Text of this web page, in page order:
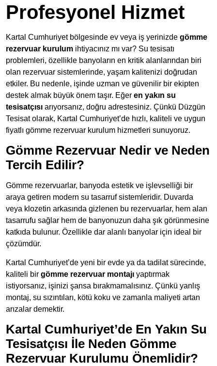
Profesyonel Hizmet
Kartal Cumhuriyet bölgesinde ev veya iş yerinizde gömme
rezervuar kurulum ihtiyacınız mı var? Su tesisatı
problemleri, özellikle banyoların en kritik alanlarından biri
olan rezervuar sistemlerinde, yaşam kalitenizi doğrudan
etkiler. Bu nedenle, işinde uzman ve güvenilir bir ekipten
destek almak büyük önem taşır. Eğer en yakın su
tesisatçısı arıyorsanız, doğru adrestesiniz. Çünkü Düzgün
Tesisat olarak, Kartal Cumhuriyet’de hızlı, kaliteli ve uygun
fiyatlı gömme rezervuar kurulum hizmetleri sunuyoruz.
Gömme Rezervuar Nedir ve Neden
Tercih Edilir?
Gömme rezervuarlar, banyoda estetik ve işlevselliği bir
araya getiren modern su tasarruf sistemleridir. Duvarda
veya klozetin arkasında gizlenen bu rezervuarlar, hem alan
tasarrufu sağlar hem de banyonuzun daha şık görünmesine
katkıda bulunur. Özellikle dar alanlı banyolar için ideal bir
çözümdür.
Kartal Cumhuriyet’de yeni bir evde ya da tadilat sürecinde,
kaliteli bir gömme rezervuar montajı yaptırmak
istiyorsanız, işinizi şansa bırakmamalısınız. Çünkü yanlış
montaj, su sızıntıları, kötü koku ve zamanla maliyeti artan
arızalar demektir.
Kartal Cumhuriyet’de En Yakın Su
Tesisatçısı İle Neden Gömme
Rezervuar Kurulumu Önemlidir?